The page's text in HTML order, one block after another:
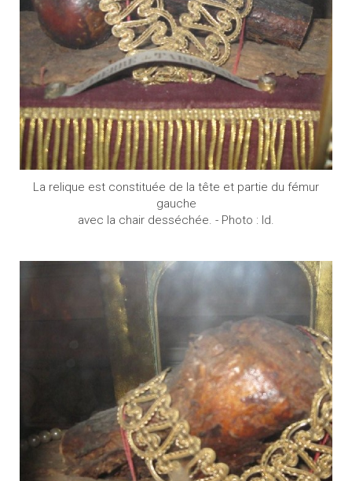
La relique est constituée de la tête et partie du fémur
gauche
avec la chair desséchée. - Photo : Id.